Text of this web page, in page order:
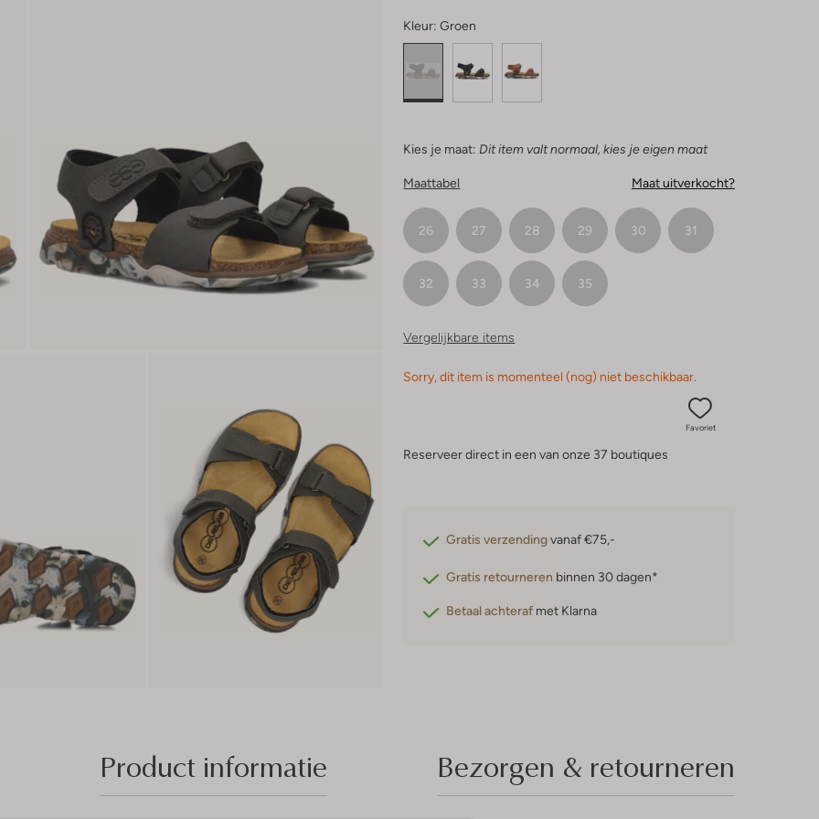
Kleur: Groen
Kies je maat: Dit item valt normaal, kies je eigen maat
Maattabel Maat uitverkocht?
26 27 28 29 30 31
32 33 34 35
Vergelijkbare items
Sorry, dit item is momenteel (nog) niet beschikbaar.
Favoriet
Reserveer direct in een van onze 37 boutiques
Gratis verzendingvanaf €75,-
Gratis retourneren binnen 30 dagen*
Betaal achteraf met Klarna
Product informatie Bezorgen & retourneren